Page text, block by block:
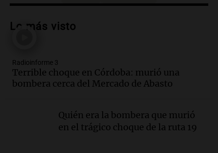
Audio.Giordano advirtió por el
haya más crédito y a menor tasa"
Audio.Media sanción a la ley de
inviolabilidad: un avance para
propietarios e inquilinos en Argentina
Promocionan cortes de cerdo
ante la caída de consumo de carne de
Lo más visto
Radioinforme 3
Terrible choque en Córdoba: murió una
bombera cerca del Mercado de Abasto
Quién era la bombera que murió
en el trágico choque de la ruta 19